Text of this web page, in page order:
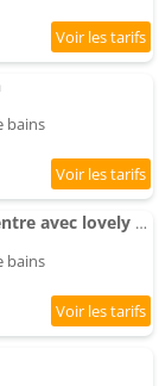
bains
70m2 Appartement in city centre avec lovely terrasse
bains